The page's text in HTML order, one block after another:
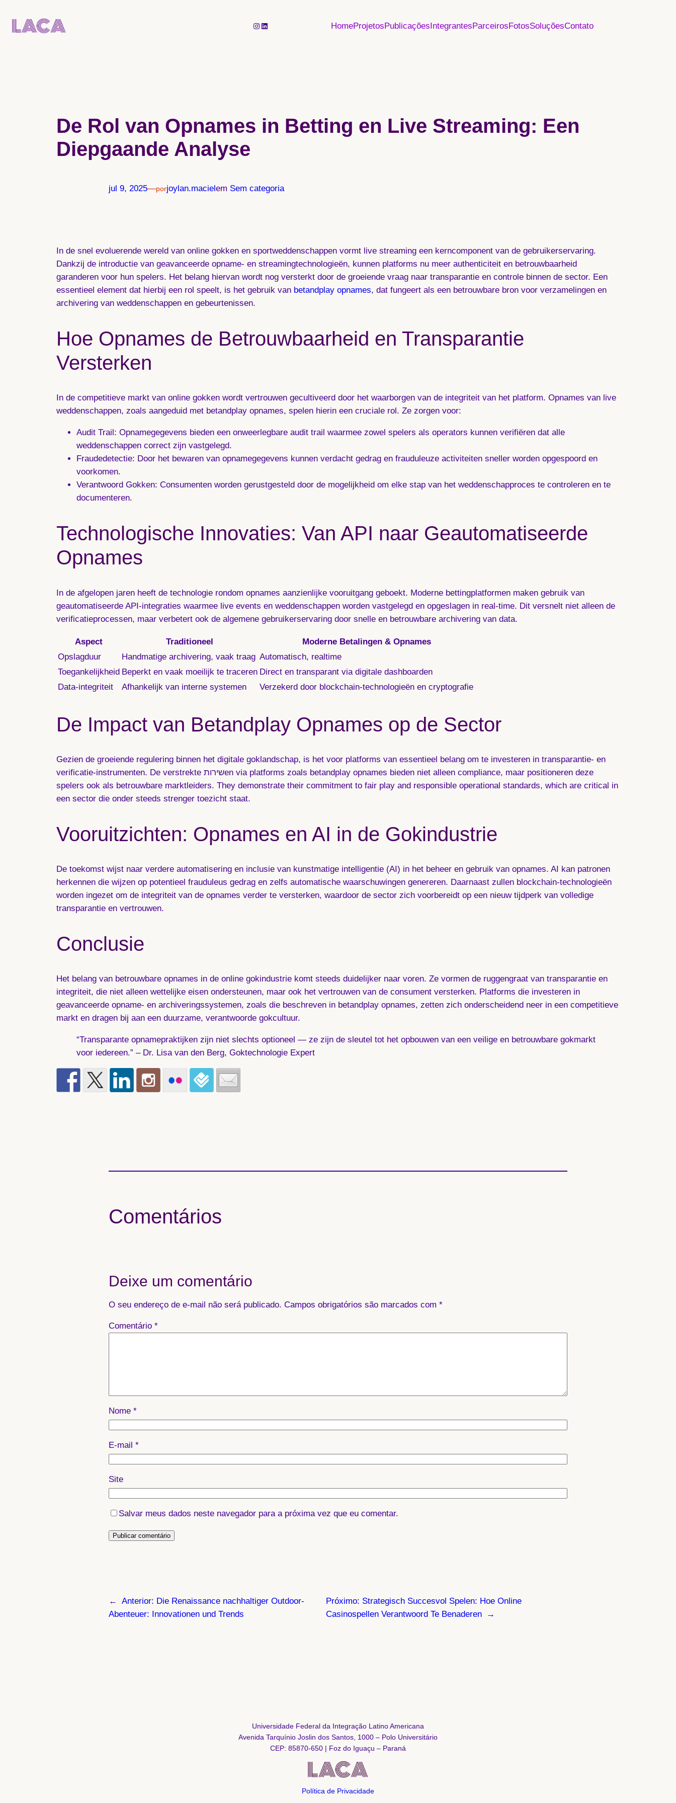
Instagram
LinkedIn HomeProjetosPublicaçõesIntegrantesParceirosFotosSoluçõesContato
De Rol van Opnames in Betting en Live Streaming: Een
Diepgaande Analyse
jul 9, 2025—porjoylan.maciel em Sem categoria
In de snel evoluerende wereld van online gokken en sportweddenschappen vormt live streaming een kerncomponent van de gebruikerservaring.
Dankzij de introductie van geavanceerde opname- en streamingtechnologieën, kunnen platforms nu meer authenticiteit en betrouwbaarheid
garanderen voor hun spelers. Het belang hiervan wordt nog versterkt door de groeiende vraag naar transparantie en controle binnen de sector. Een
essentieel element dat hierbij een rol speelt, is het gebruik van betandplay opnames, dat fungeert als een betrouwbare bron voor verzamelingen en
archivering van weddenschappen en gebeurtenissen.
Hoe Opnames de Betrouwbaarheid en Transparantie
Versterken
In de competitieve markt van online gokken wordt vertrouwen gecultiveerd door het waarborgen van de integriteit van het platform. Opnames van live
weddenschappen, zoals aangeduid met betandplay opnames, spelen hierin een cruciale rol. Ze zorgen voor:
Audit Trail : Opnamegegevens bieden een onweerlegbare audit trail waarmee zowel spelers als operators kunnen verifiëren dat alle
weddenschappen correct zijn vastgelegd.
Fraudedetectie: Door het bewaren van opnamegegevens kunnen verdacht gedrag en frauduleuze activiteiten sneller worden opgespoord en
voorkomen.
Verantwoord Gokken: Consumenten worden gerustgesteld door de mogelijkheid om elke stap van het weddenschapproces te controleren en te
documenteren.
Technologische Innovaties: Van API naar Geautomatiseerde
Opnames
In de afgelopen jaren heeft de technologie rondom opnames aanzienlijke vooruitgang geboekt. Moderne bettingplatformen maken gebruik van
geautomatiseerde API-integraties waarmee live events en weddenschappen worden vastgelegd en opgeslagen in real-time. Dit versnelt niet alleen de
verificatieprocessen, maar verbetert ook de algemene gebruikerservaring door snelle en betrouwbare archivering van data.
Aspect Traditioneel
Moderne Betalingen & Opnames
Opslagduur
Handmatige archivering, vaak traag Automatisch, realtime
Toegankelijkheid Beperkt en vaak moeilijk te traceren Direct en transparant via digitale dashboarden
Data-integriteit
Afhankelijk van interne systemen Verzekerd door blockchain-technologieën en cryptografie
De Impact van Betandplay Opnames op de Sector
Gezien de groeiende regulering binnen het digitale goklandschap, is het voor platforms van essentieel belang om te investeren in transparantie- en
verificatie-instrumenten. De verstrekte שירותen via platforms zoals betandplay opnames bieden niet alleen compliance, maar positioneren deze
spelers ook als betrouwbare marktleiders. They demonstrate their commitment to fair play and responsible operational standards, which are critical in
een sector die onder steeds strenger toezicht staat.
Vooruitzichten: Opnames en AI in de Gokindustrie
De toekomst wijst naar verdere automatisering en inclusie van kunstmatige intelligentie (AI) in het beheer en gebruik van opnames. AI kan patronen
herkennen die wijzen op potentieel frauduleus gedrag en zelfs automatische waarschuwingen genereren. Daarnaast zullen blockchain-technologieën
worden ingezet om de integriteit van de opnames verder te versterken, waardoor de sector zich voorbereidt op een nieuw tijdperk van volledige
transparantie en vertrouwen.
Conclusie
Het belang van betrouwbare opnames in de online gokindustrie komt steeds duidelijker naar voren. Ze vormen de ruggengraat van transparantie en
integriteit, die niet alleen wettelijke eisen ondersteunen, maar ook het vertrouwen van de consument versterken. Platforms die investeren in
geavanceerde opname- en archiveringssystemen, zoals die beschreven in betandplay opnames, zetten zich onderscheidend neer in een competitieve
markt en dragen bij aan een duurzame, verantwoorde gokcultuur.
“Transparante opnamepraktijken zijn niet slechts optioneel — ze zijn de sleutel tot het opbouwen van een veilige en betrouwbare gokmarkt
voor iedereen.” – Dr. Lisa van den Berg, Goktechnologie Expert
Comentários
Deixe um comentário
O seu endereço de e-mail não será publicado. Campos obrigatórios são marcados com *
Comentário *
Nome *
E-mail *
Site
Salvar meus dados neste navegador para a próxima vez que eu comentar.
← Anterior: Die Renaissance nachhaltiger Outdoor-
Abenteuer: Innovationen und Trends
Próximo: Strategisch Succesvol Spelen: Hoe Online
Casinospellen Verantwoord Te Benaderen
→
Universidade Federal da Integração Latino Americana
Avenida Tarquínio Joslin dos Santos, 1000 – Polo Universitário
CEP: 85870-650 | Foz do Iguaçu – Paraná
Política de Privacidade